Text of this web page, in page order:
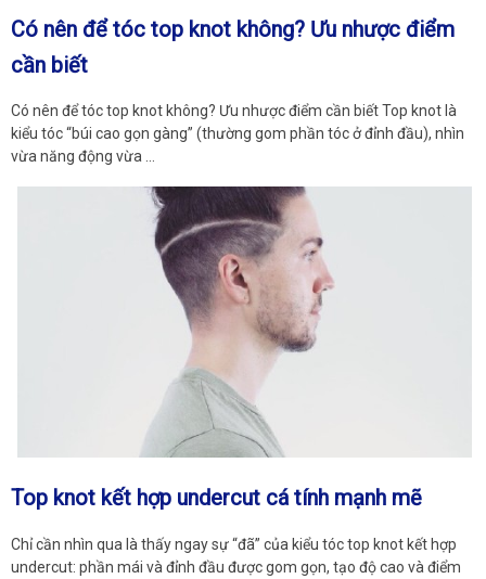
Có nên để tóc top knot không? Ưu nhược điểm
cần biết
Có nên để tóc top knot không? Ưu nhược điểm cần biết Top knot là
kiểu tóc “búi cao gọn gàng” (thường gom phần tóc ở đỉnh đầu), nhìn
vừa năng động vừa …
Top knot kết hợp undercut cá tính mạnh mẽ
Chỉ cần nhìn qua là thấy ngay sự “đã” của kiểu tóc top knot kết hợp
undercut: phần mái và đỉnh đầu được gom gọn, tạo độ cao và điểm